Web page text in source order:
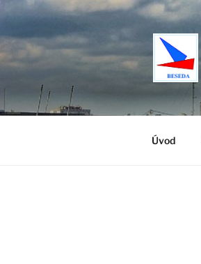
Přejít
obsahu
webu
Úvod